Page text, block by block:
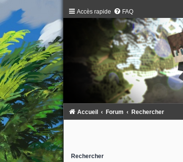
Accès rapide FAQ
Accueil Forum Rechercher
Rechercher